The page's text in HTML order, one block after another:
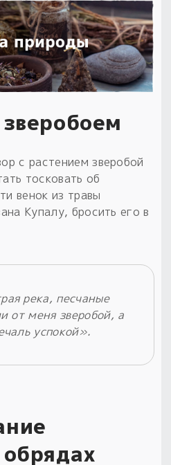
с растением зверобой
тосковать об
венок из травы
Купалу, бросить его в
река, песчаные
от меня зверобой, а
успокой».